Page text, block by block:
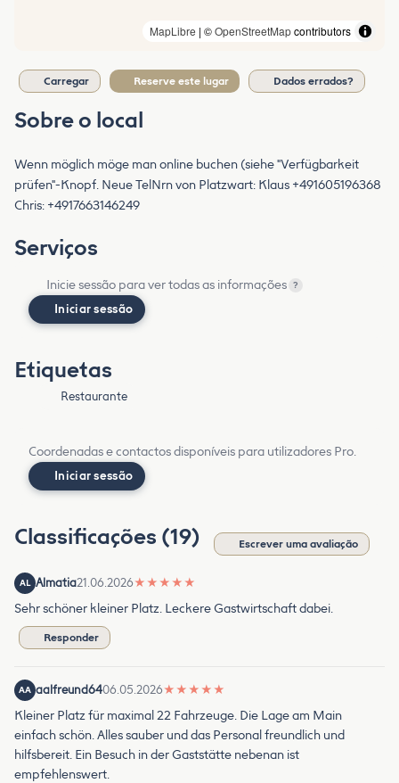
MapLibre | ©OpenStreetMapcontributors
Carregar Reserve este lugar Dados errados?
Sobre o local
Wenn möglich möge man online buchen (siehe "Verfügbarkeit
prüfen"-Knopf. Neue TelNrn von Platzwart: Klaus +491605196368
Chris: +4917663146249
Serviços
Inicie sessão para ver todas as informações ?
Iniciar sessão
Etiquetas
Restaurante
Coordenadas e contactos disponíveis para utilizadores Pro.
Iniciar sessão
Classificações (19) Escrever uma avaliação
AL Almatia21.06.2026★ ★ ★ ★ ★
Sehr schöner kleiner Platz. Leckere Gastwirtschaft dabei.
Responder
AA aalfreund6406.05.2026★ ★ ★ ★ ★
Kleiner Platz für maximal 22 Fahrzeuge. Die Lage am Main
einfach schön. Alles sauber und das Personal freundlich und
hilfsbereit. Ein Besuch in der Gaststätte nebenan ist
empfehlenswert.